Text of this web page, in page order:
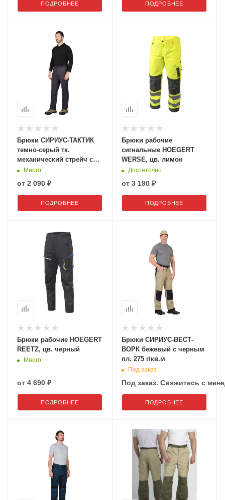
ПОДРОБНЕЕ ПОДРОБНЕЕ
Брюки СИРИУС-ТАКТИК
темно-серый тк.
механический стрейч с
ВОМного
от 2 090 ₽
ПОДРОБНЕЕ
Брюки рабочие
сигнальные HOEGERT
WERSE, цв. лимон
Достаточно
от 3 190 ₽
ПОДРОБНЕЕ
Брюки рабочие HOEGERT
REETZ, цв. черный
Много
от 4 690 ₽
ПОДРОБНЕЕ
Брюки СИРИУС-ВЕСТ-
ВОРК бежевый с черным
пл. 275 г/кв.м
Под заказ
Под заказ. Свяжитесь с
ПОДРОБНЕЕ